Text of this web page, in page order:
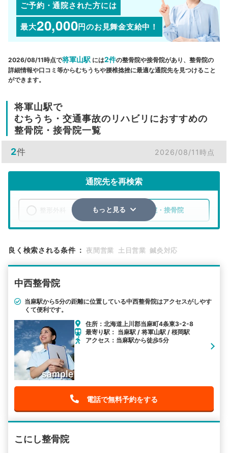
ご予約・通院された方には
最大20,000円のお見舞金支給中！
2026/08/11時点で将軍山駅 には2件の整骨院や接骨院があり、整骨院の
詳細情報や口コミ等からむちうちや腰椎捻挫に最適な通院先を見つけること
ができます。
将軍山駅で
むちうち・交通事故のリハビリにおすすめの
整骨院・接骨院一覧
2件 2026/08/11時点
通院先を再検索
整骨院・接骨院
検索する
駅から探す 院名から探す
もっと見る
良く検索される条件 ： 夜間営業 土日営業 鍼灸対応
中西整骨院
当麻駅から5分の距離に位置している中西整骨院はアクセスがしやす
くて便利です。
住所：北海道上川郡当麻町4条東3-2-8
最寄り駅： 当麻駅 / 将軍山駅 / 桜岡駅
アクセス：当麻駅から徒歩5分
電話で無料予約をする
こにし整骨院